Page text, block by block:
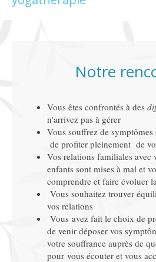
Notre
Vous êtes confrontés à des
n'arrivez pas à gérer
Vous souffrez de
de profiter pleinement de
Vos relations familiales avec
enfants sont mises à mal et
comprendre et faire évoluer
Vous souhaitez trouver
vos relations
Vous avez fait le choix de
de venir déposer vos
votre souffrance auprès de
pour vous écouter et vous